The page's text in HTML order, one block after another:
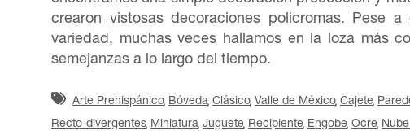
crearon vistosas decoraciones policromas. Pese a
variedad, muchas veces hallamos en la loza más
semejanzas a lo largo del tiempo.
Arte Prehispánico Bóveda Clásico Valle de México Cajete
Recto-divergentes Miniatura Juguete Recipiente Engobe Ocre